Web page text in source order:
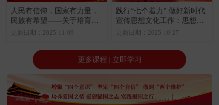
人民有信仰，国家有力量，
民族有希望——关于培育和
践行社会主义核心价值观：
更新日期：2025-11-09
践行“七个着力” 做好新时代
宣传思想文化工作：思想文
化领域面临“百年未有之大变
更新日期：2025-10-27
更多课程 | 立即学习